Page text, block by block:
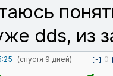
dds, из
(спустя 9 дней) [-] 0